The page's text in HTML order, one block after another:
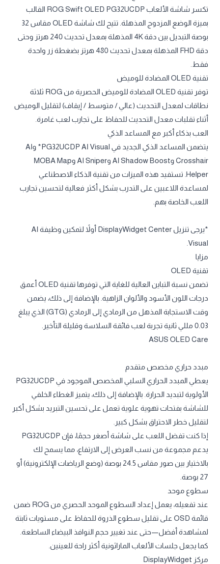
تكسر شاشة الألعاب ROG Swift OLED PG32UCDP القالب
بميزة الوضع المزدوج المذهلة. تتيح لك شاشة OLED مقاس 32
بوصة التبديل بين دقة 4K المذهلة بمعدل تحديث 240 هرتز وحتى
دقة FHD المذهلة بمعدل تحديث 480 هرتز بضغطة زر واحدة
فقط.
تقنية OLED المضادة للوميض
توفر تقنية OLED المضادة للوميض الحصرية من ROG ثلاثة
نطاقات لمعدل التحديث (عالي / متوسط ​​/ إيقاف) لتقليل الوميض
أثناء تقلبات معدل التحديث للحفاظ على تجارب لعب غامرة.
العب بذكاء أكبر مع المساعد الذكي
يتضمن المساعد الذكي الجديد في PG32UCDP AI Visual* وAI
Crosshair وAI Shadow Boost وAI Sniper وMOBA Map
Helper. تستفيد هذه الميزات من تقنية الذكاء الاصطناعي
لمساعدة اللاعبين على التدرب بشكل أكثر فعالية لتحسين تجارب
اللعب الخاصة بهم.
*يرجى تنزيل DisplayWidget Center أولاً لتمكين وظيفة AI
Visual.
مزايا
تقنية OLED
تضمن نسبة التباين العالية للغاية التي توفرها تقنية OLED أعمق
درجات اللون الأسود والألوان الزاهية. بالإضافة إلى ذلك، يضمن
وقت الاستجابة المذهل من الرمادي إلى الرمادي (GTG) الذي يبلغ
0.03 مللي ثانية تجربة لعب فائقة السلاسة وقليلة التأخير.
ASUS OLED Care
مبدد حراري مخصص متقدم
يعطي المبدد الحراري السلبي المخصص الموجود في PG32UCDP
الأولوية لتبديد الحرارة. بالإضافة إلى ذلك، يتميز الغطاء الخلفي
للشاشة بفتحات تهوية علوية تعمل على تحسين التبريد بشكل أكبر
لتقليل خطر الاحتراق بشكل كبير.
إذا كنت تفضل اللعب على شاشة أصغر حجمًا، فإن PG32UCDP
يدعم مجموعة من نسب العرض إلى الارتفاع، مما يسمح لك
بالاختيار بين صور مقاس 24.5 بوصة (وضع الرياضات الإلكترونية) أو
27 بوصة.
سطوع موحد
عند تفعيله، يعمل إعداد السطوع الموحد الحصري من ROG ضمن
قائمة OSD على تقليل سطوع الذروة للحفاظ على مستويات ثابتة
لمشاهدة أفضل—حتى عند تغيير حجم النوافذ البيضاء الساطعة.
كما يجعل جلسات الألعاب الماراثونية أكثر راحة للعينين.
مركز DisplayWidget